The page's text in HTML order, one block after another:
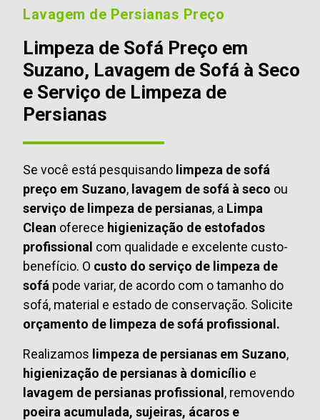
Lavagem de Persianas Preço
Limpeza de Sofá Preço em
Suzano, Lavagem de Sofá à Seco
e Serviço de Limpeza de
Persianas
Se você está pesquisando limpeza de sofá
preço em Suzano, lavagem de sofá à seco ou
serviço de limpeza de persianas, a Limpa
Clean oferece higienização de estofados
profissional com qualidade e excelente custo-
benefício. O custo do serviço de limpeza de
sofá pode variar, de acordo com o tamanho do
sofá, material e estado de conservação. Solicite
orçamento de limpeza de sofá profissional.
Realizamos limpeza de persianas em Suzano,
higienização de persianas à domicílio e
lavagem de persianas profissional, removendo
poeira acumulada, sujeiras, ácaros e